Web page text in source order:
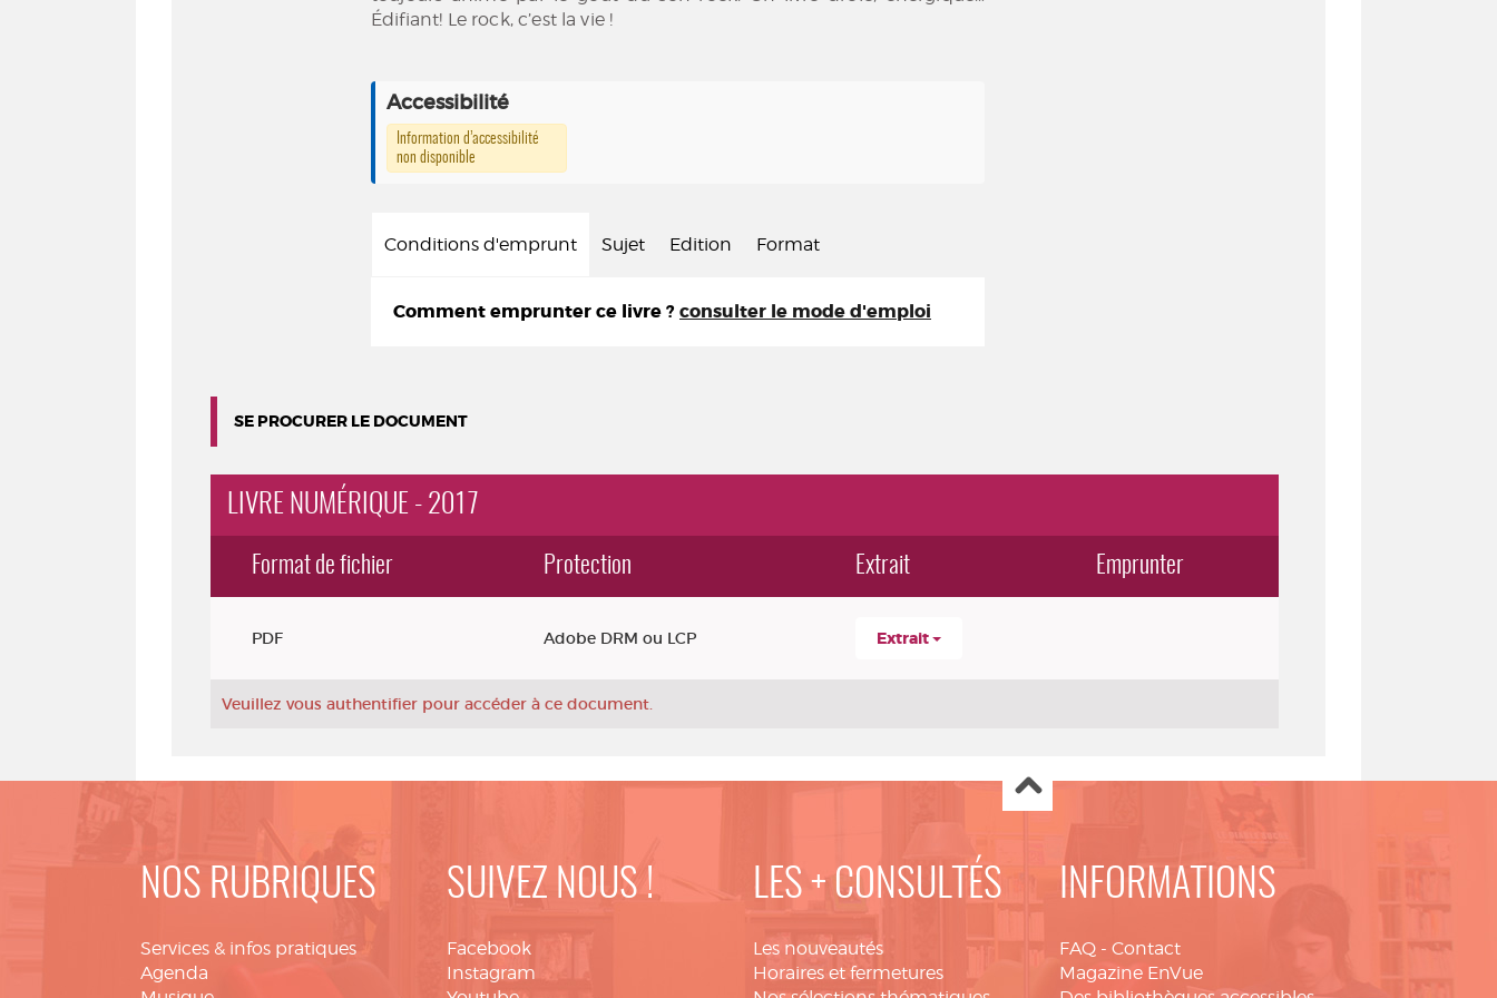
Édifiant! Le rock, c’est la vie !
Accessibilité
Information d’accessibilité
non disponible
Conditions d'emprunt Sujet Edition Format
Comment emprunter ce livre ? consulter le mode d'emploi
SE PROCURER LE DOCUMENT
LIVRE NUMÉRIQUE - 2017
Format de fichier Protection Extrait Emprunter
PDF Adobe DRM ou LCP Extrait
Veuillez vous authentifier pour accéder à ce document.
NOS RUBRIQUES
Services & infos pratiques
Agenda
SUIVEZ NOUS !
Facebook
Instagram
LES + CONSULTÉS
Les nouveautés
Horaires et fermetures
INFORMATIONS
FAQ - Contact
Magazine EnVue